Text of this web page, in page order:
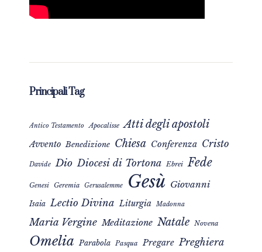
Principali Tag
Antico Testamento Apocalisse Atti degli apostoli
Avvento Benedizione Chiesa Conferenza Cristo
Davide Dio Diocesi di Tortona Ebrei Fede
Genesi Geremia Gerusalemme Gesù Giovanni
Isaia Lectio Divina Liturgia Madonna
Maria Vergine Meditazione Natale Novena
Omelia Parabola Pasqua Pregare Preghiera